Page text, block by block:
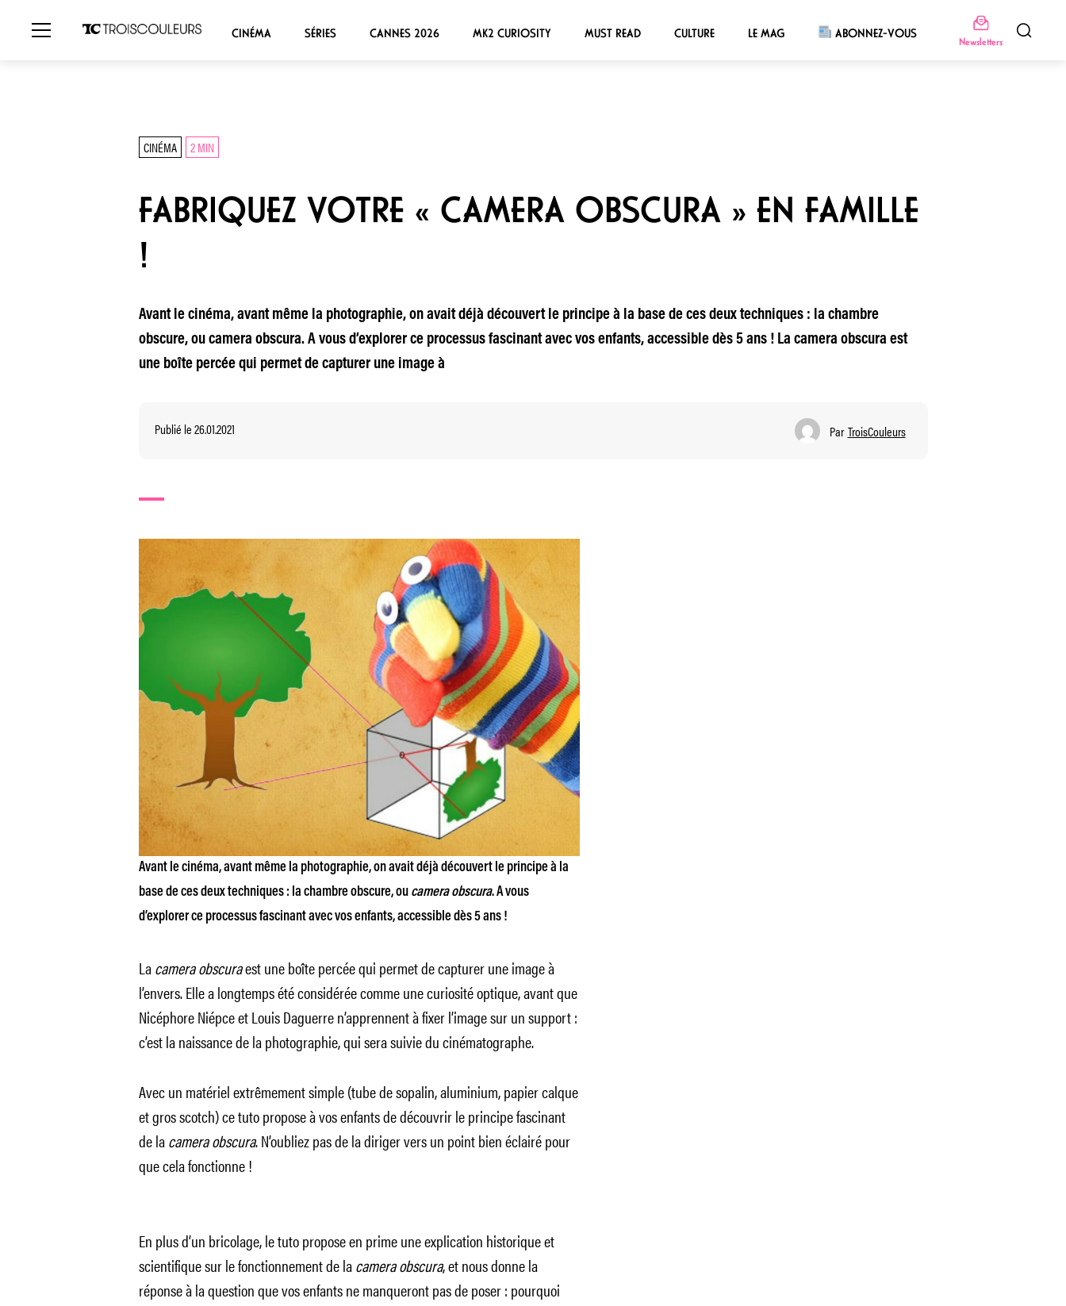
CINÉMA SÉRIES CANNES 2026 MK2 CURIOSITY MUST READ CULTURE LE MAG ABONNEZ-VOUS
Newsletters
CINÉMA 2 MIN
FABRIQUEZ VOTRE « CAMERA OBSCURA » EN FAMILLE
!
Avant le cinéma, avant même la photographie, on avait déjà découvert le principe à la base de ces deux techniques : la chambre
obscure, ou camera obscura. A vous d’explorer ce processus fascinant avec vos enfants, accessible dès 5 ans ! La camera obscura est
une boîte percée qui permet de capturer une image à
Publié le 26.01.2021 Par TroisCouleurs
Avant le cinéma, avant même la photographie, on avait déjà découvert le principe à la
base de ces deux techniques : la chambre obscure, ou camera obscura. A vous
d’explorer ce processus fascinant avec vos enfants, accessible dès 5 ans !
Lacamera obscuraest une boîte percée qui permet de capturer une image à
l’envers. Elle a longtemps été considérée comme une curiosité optique, avant que
Nicéphore Niépce et Louis Daguerre n’apprennent à fixer l’image sur un support :
c’est la naissance de la photographie, qui sera suivie du cinématographe.
Avec un matériel extrêmement simple (tube de sopalin, aluminium, papier calque
et gros scotch) ce tuto propose à vos enfants de découvrir le principe fascinant
de lacamera obscura. N’oubliez pas de la diriger vers un point bien éclairé pour
que cela fonctionne !
En plus d’un bricolage, le tuto propose en prime une explication historique et
scientifique sur le fonctionnement de lacamera obscura, et nous donne la
réponse à la question que vos enfants ne manqueront pas de poser : pourquoi